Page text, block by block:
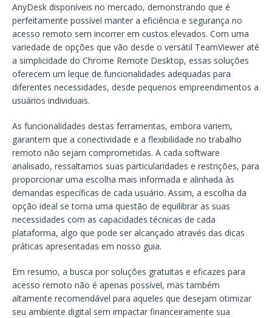
AnyDesk disponíveis no mercado, demonstrando que é
perfeitamente possível manter a eficiência e segurança no
acesso remoto sem incorrer em custos elevados. Com uma
variedade de opções que vão desde o versátil TeamViewer até
a simplicidade do Chrome Remote Desktop, essas soluções
oferecem um leque de funcionalidades adequadas para
diferentes necessidades, desde pequenos empreendimentos a
usuários individuais.
As funcionalidades destas ferramentas, embora variem,
garantem que a conectividade e a flexibilidade no trabalho
remoto não sejam comprometidas. A cada software
analisado, ressaltamos suas particularidades e restrições, para
proporcionar uma escolha mais informada e alinhada às
demandas específicas de cada usuário. Assim, a escolha da
opção ideal se torna uma questão de equilibrar as suas
necessidades com as capacidades técnicas de cada
plataforma, algo que pode ser alcançado através das dicas
práticas apresentadas em nosso guia.
Em resumo, a busca por soluções gratuitas e eficazes para
acesso remoto não é apenas possível, mas também
altamente recomendável para aqueles que desejam otimizar
seu ambiente digital sem impactar financeiramente sua